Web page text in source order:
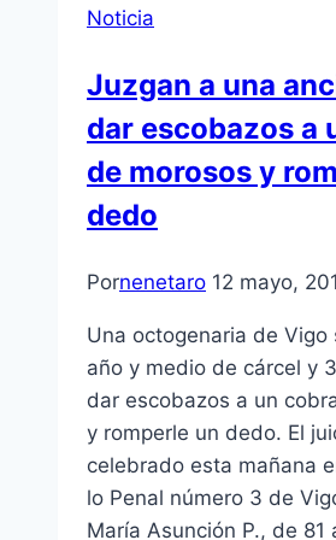
Noticia
Juzgan a una
dar escobazos a
de morosos y
dedo
Pornenetaro 12 mayo,
Una octogenaria de Vigo
año y medio de cárcel y
dar escobazos a un
y romperle un dedo. El
celebrado esta mañana
lo Penal número 3 de
Marí­a Asunción P., de 81